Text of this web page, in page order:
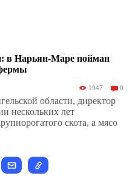
в Нарьян-Маре пойман
1947 0
области, директор
нескольких лет
скота, а мясо